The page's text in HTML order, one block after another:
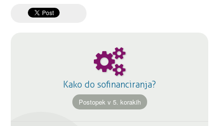
Kako do sofinanciranja?
Postopek v 5. korakih